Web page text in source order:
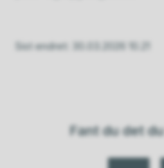
Sist endret 30.03.2026 10.21
Fant du det